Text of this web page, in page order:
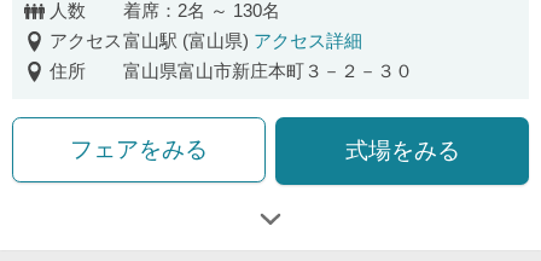
人数
着席：2名 ～ 130名
アクセス富山駅 (富山県) アクセス詳細
住所
富山県富山市新庄本町３－２－３０
フェアをみる 式場をみる